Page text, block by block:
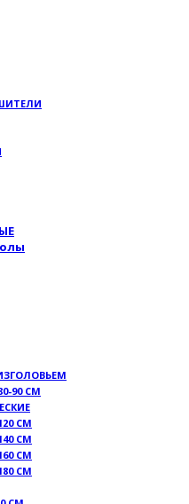
90 СМ
СМ
СМ
СМ
СМ